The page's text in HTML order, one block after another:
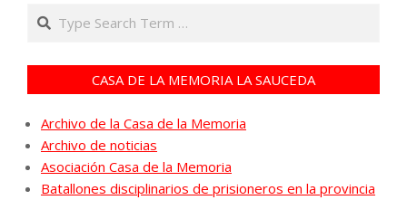
Search
CASA DE LA MEMORIA LA SAUCEDA
Archivo de la Casa de la Memoria
Archivo de noticias
Asociación Casa de la Memoria
Batallones disciplinarios de prisioneros en la provincia